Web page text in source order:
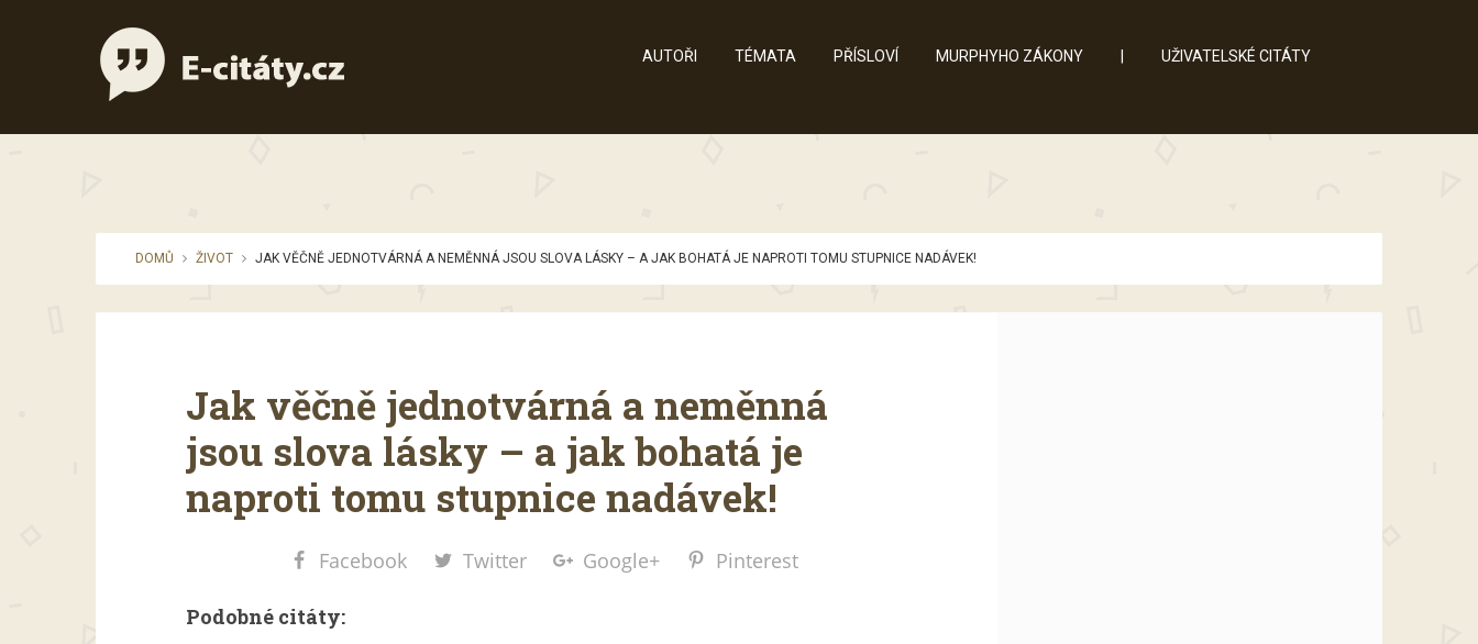
AUTOŘI TÉMATA PŘÍSLOVÍ MURPHYHO ZÁKONY UŽIVATELSKÉ CITÁTY
DOMŮ ŽIVOT JAK VĚČNĚ JEDNOTVÁRNÁ A NEMĚNNÁ JSOU SLOVA LÁSKY – A JAK BOHATÁ JE NAPROTI TOMU STUPNICE NADÁVEK!
Jak věčně jednotvárná a neměnná
jsou slova lásky – a jak bohatá je
naproti tomu stupnice nadávek!
Facebook Twitter Google+ Pinterest
Podobné citáty: